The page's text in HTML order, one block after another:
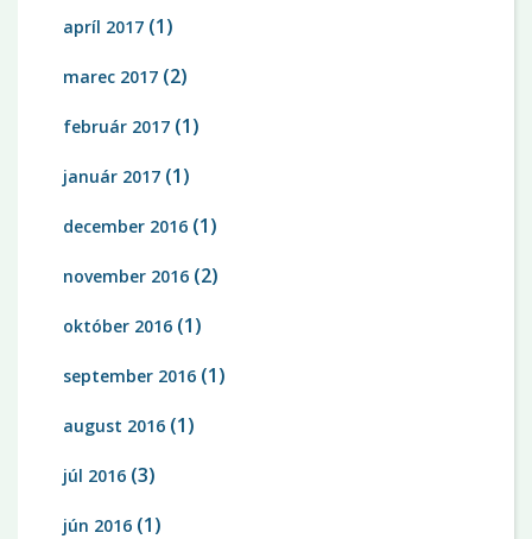
apríl 2017 (1)
marec 2017 (2)
február 2017 (1)
január 2017 (1)
december 2016 (1)
november 2016 (2)
október 2016 (1)
september 2016 (1)
august 2016 (1)
júl 2016 (3)
jún 2016 (1)